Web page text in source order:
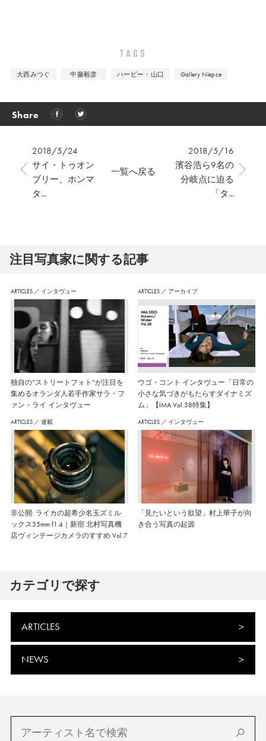
TAGS
大西みつぐ 中藤毅彦 ハービー・山口 Gallery Niepce
Share
2018/5/24
サイ・トゥオン
ブリー、ホンマ
タ...
2018/5/16
濱谷浩ら9名の
分岐点に迫る
「タ...
一覧へ戻る
注⽬写真家に関する記事
ARTICLES ／ インタヴュー
独自の“ストリートフォト”が注目を
集めるオランダ人若手作家サラ・フ
ァン・ライ インタヴュー
ARTICLES ／ アーカイブ
ウゴ・コント インタヴュー「日常の
小さな気づきがもたらすダイナミズ
ム」【IMA Vol.38特集】
ARTICLES ／ 連載
非公開: ライカの超希少名玉ズミル
ックス35mm f1.4｜新宿 北村写真機
店ヴィンテージカメラのすすめ Vol.7
ARTICLES ／ インタヴュー
「見たいという欲望」村上華子が向
き合う写真の起源
カテゴリで探す
ARTICLES
NEWS